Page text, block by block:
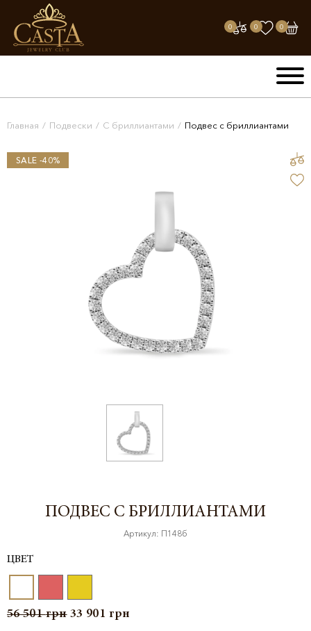
0 0 0
Главная / Подвески / С бриллиантами / Подвес с бриллиантами
SALE -40%
ПОДВЕС С БРИЛЛИАНТАМИ
Артикул: П148б
ЦВЕТ
56 501грн 33 901 грн